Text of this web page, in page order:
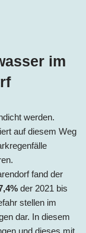
im
werden.
auf diesem Weg
fand der
der 2021 bis
stellen im
dar. In diesem
und dieses mit